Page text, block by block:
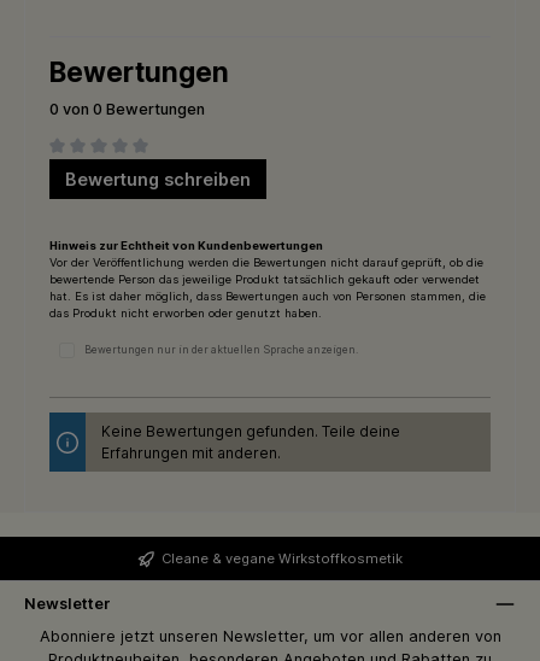
Bewertungen
0 von 0 Bewertungen
Durchschnittliche Bewertung von 0 von 5 Sternen
Bewertung schreiben
Hinweis zur Echtheit von Kundenbewertungen
Vor der Veröffentlichung werden die Bewertungen nicht darauf geprüft, ob die
bewertende Person das jeweilige Produkt tatsächlich gekauft oder verwendet
hat. Es ist daher möglich, dass Bewertungen auch von Personen stammen, die
das Produkt nicht erworben oder genutzt haben.
Bewertungen nur in der aktuellen Sprache anzeigen.
Keine Bewertungen gefunden. Teile deine
Erfahrungen mit anderen.
Cleane & vegane Wirkstoffkosmetik
Newsletter
Abonniere jetzt unseren Newsletter, um vor allen anderen von